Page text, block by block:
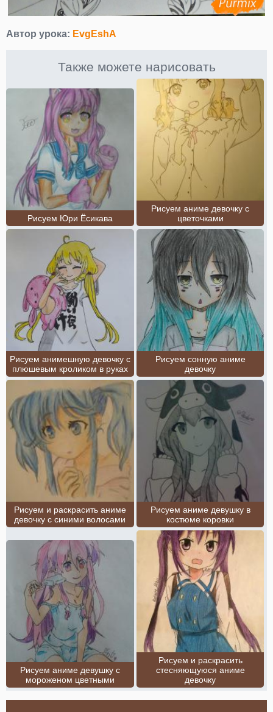
Автор урока: EvgEshA
Также можете нарисовать
Рисуем Юри Ёсикава
Рисуем аниме девочку c
цветочками
Рисуем анимешную девочку с
плюшевым кроликом в руках
Рисуем сонную аниме
девочку
Рисуем и раскрасить аниме
девочку с синими волосами
Рисуем аниме девушку в
костюме коровки
Рисуем аниме девушку с
мороженом цветными
Рисуем и раскрасить
стесняющуюся аниме
девочку